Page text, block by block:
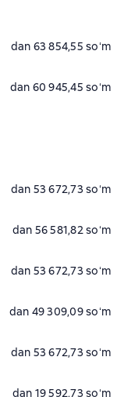
dan 63 854,55 soʻm
dan 60 945,45 soʻm
dan 53 672,73 soʻm
dan 56 581,82 soʻm
dan 53 672,73 soʻm
dan 49 309,09 soʻm
dan 53 672,73 soʻm
dan 19 592,73 soʻm